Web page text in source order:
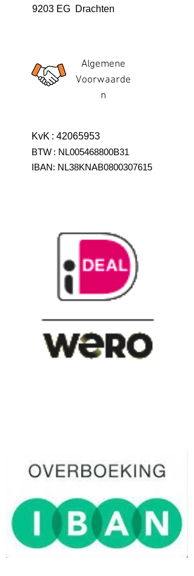
9203 EG Drachten
Algemene
Voorwaarde
n
KvK : 42065953
BTW : NL005468800B31
IBAN: NL38KNAB0800307615